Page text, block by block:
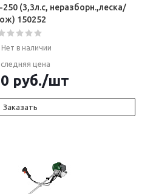
(3,3л.с, неразборн.,леска/
150252
Нет в наличии
цена
руб./шт
Заказать